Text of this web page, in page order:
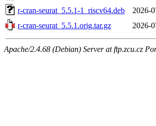
r-cran-seurat_5.5.1-1_riscv64.deb
2026-
r-cran-seurat_5.5.1.orig.tar.gz
2026-
Apache/2.4.68 (Debian) Server at ftp.zcu.cz